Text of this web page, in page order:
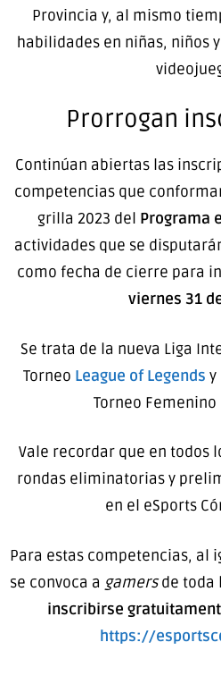
Provincia y, al mismo
habilidades en niñas, niños
Prorrogan
Continúan abiertas las
competencias que
grilla 2023 del Programa
actividades que se
como fecha de cierre para
viernes 31
Se trata de la nueva Liga
Torneo League of Legends y
Torneo Femenino
Vale recordar que en todos
rondas eliminatorias y
en el eSports
Para estas competencias, al
se convoca a gamersde toda
inscribirse
https://